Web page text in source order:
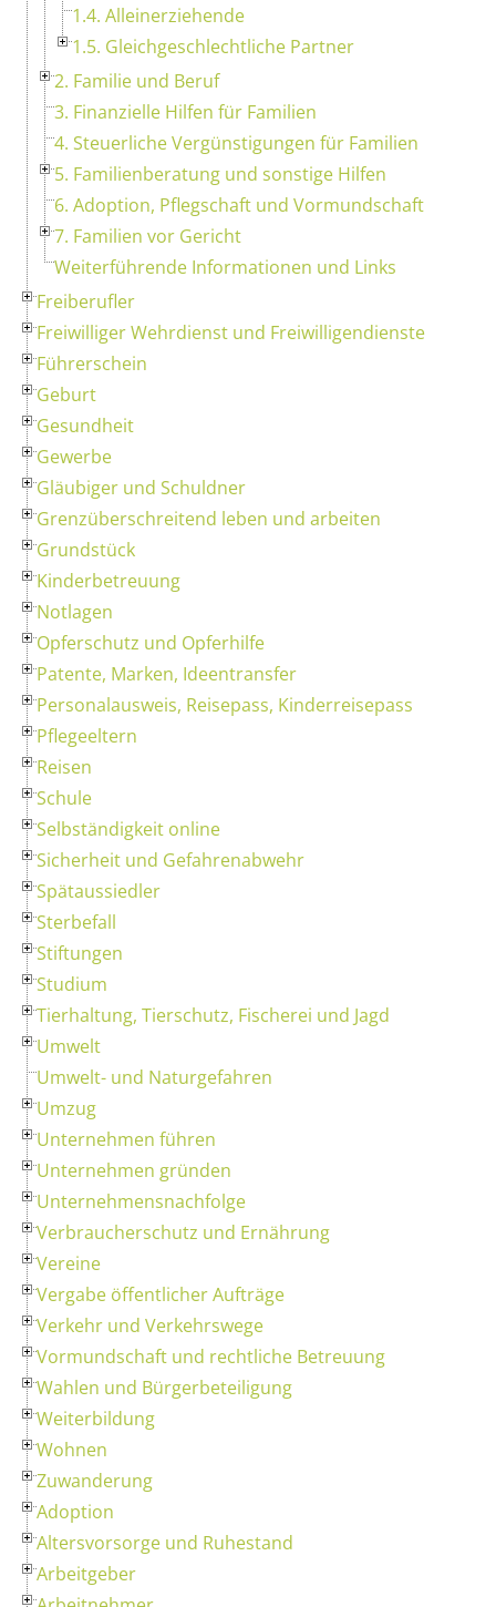
1.4. Alleinerziehende
1.5. Gleichgeschlechtliche Partner
2. Familie und Beruf
3. Finanzielle Hilfen für Familien
4. Steuerliche Vergünstigungen für Familien
5. Familienberatung und sonstige Hilfen
6. Adoption, Pflegschaft und Vormundschaft
7. Familien vor Gericht
Weiterführende Informationen und Links
Freiberufler
Freiwilliger Wehrdienst und Freiwilligendienste
Führerschein
Geburt
Gesundheit
Gewerbe
Gläubiger und Schuldner
Grenzüberschreitend leben und arbeiten
Grundstück
Kinderbetreuung
Notlagen
Opferschutz und Opferhilfe
Patente, Marken, Ideentransfer
Personalausweis, Reisepass, Kinderreisepass
Pflegeeltern
Reisen
Schule
Selbständigkeit online
Sicherheit und Gefahrenabwehr
Spätaussiedler
Sterbefall
Stiftungen
Studium
Tierhaltung, Tierschutz, Fischerei und Jagd
Umwelt
Umwelt- und Naturgefahren
Umzug
Unternehmen führen
Unternehmen gründen
Unternehmensnachfolge
Verbraucherschutz und Ernährung
Vereine
Vergabe öffentlicher Aufträge
Verkehr und Verkehrswege
Vormundschaft und rechtliche Betreuung
Wahlen und Bürgerbeteiligung
Weiterbildung
Wohnen
Zuwanderung
Adoption
Altersvorsorge und Ruhestand
Arbeitgeber